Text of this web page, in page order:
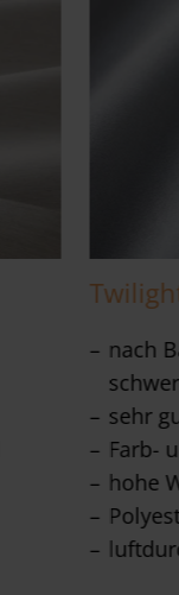
nach
sehr
Farb-
hohe